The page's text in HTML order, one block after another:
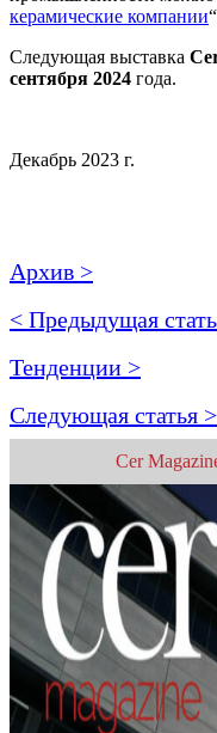
керамические компании
Следующая выставка
сентября 2024 года.
Декабрь 2023 г.
Архив >
< Предыдущая
Тенденции >
Следующая статья >
Cer